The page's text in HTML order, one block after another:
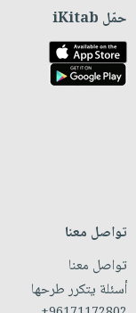
حمّل iKitab
تواصل معنا
تواصل معنا
أسئلة يتكرر طرحها